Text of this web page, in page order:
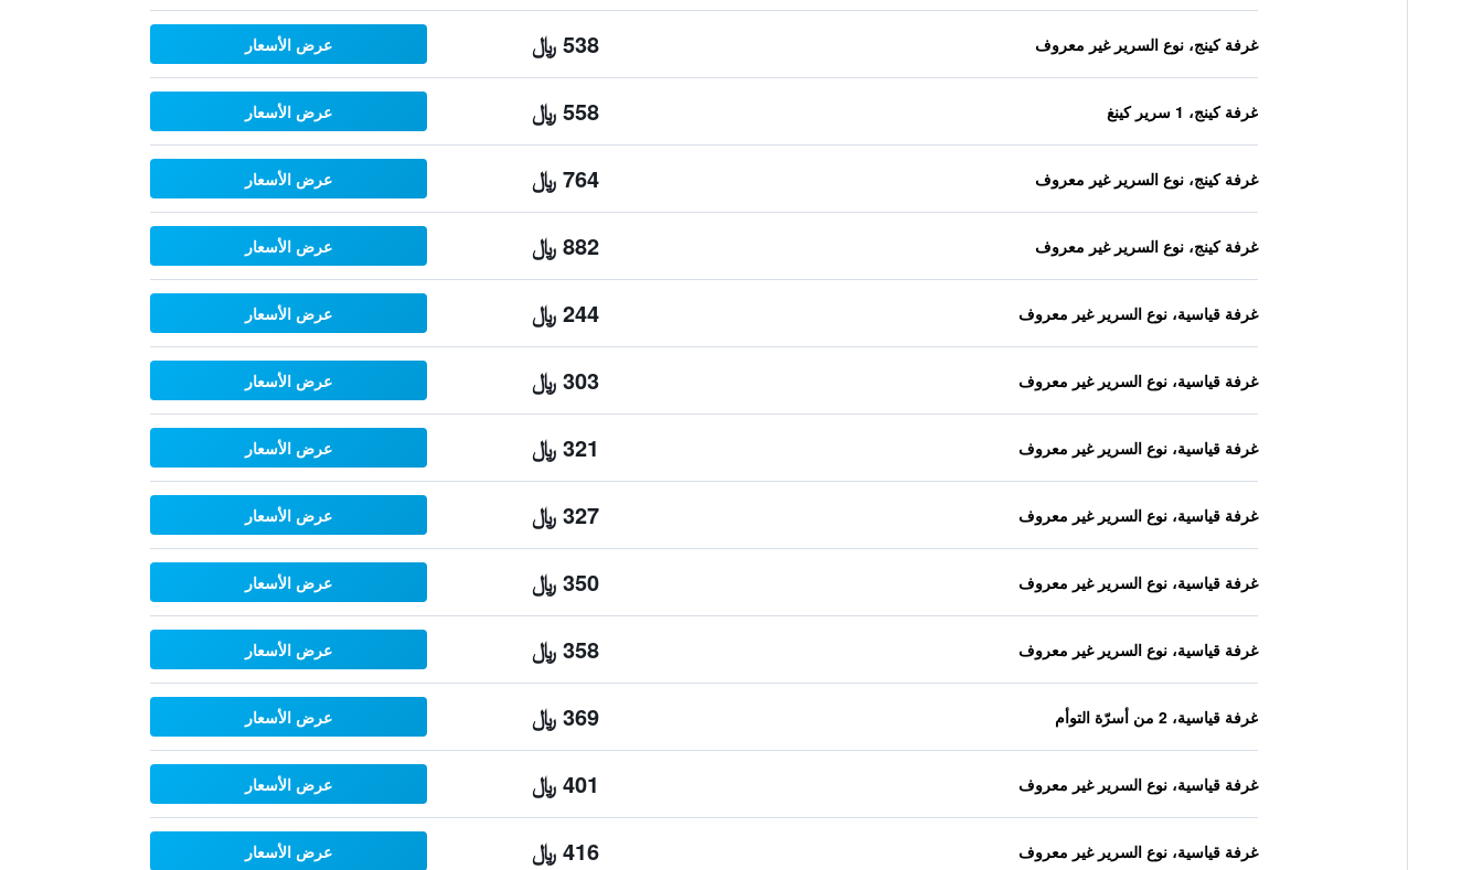
غرفة كينج، نوع السرير غير معروف 538 ﷼ عرض الأسعار
غرفة كينج، 1 سرير كينغ 558 ﷼ عرض الأسعار
غرفة كينج، نوع السرير غير معروف 764 ﷼ عرض الأسعار
غرفة كينج، نوع السرير غير معروف 882 ﷼ عرض الأسعار
غرفة قياسية، نوع السرير غير معروف 244 ﷼ عرض الأسعار
غرفة قياسية، نوع السرير غير معروف 303 ﷼ عرض الأسعار
غرفة قياسية، نوع السرير غير معروف 321 ﷼ عرض الأسعار
غرفة قياسية، نوع السرير غير معروف 327 ﷼ عرض الأسعار
غرفة قياسية، نوع السرير غير معروف 350 ﷼ عرض الأسعار
غرفة قياسية، نوع السرير غير معروف 358 ﷼ عرض الأسعار
غرفة قياسية، 2 من أسرّة التوأم 369 ﷼ عرض الأسعار
غرفة قياسية، نوع السرير غير معروف 401 ﷼ عرض الأسعار
غرفة قياسية، نوع السرير غير معروف 416 ﷼ عرض الأسعار